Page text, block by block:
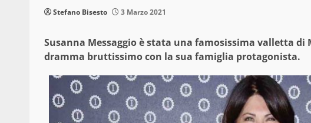
Stefano Bisesto 3 Marzo 2021
Susanna Messaggio è stata una famosissima valletta
dramma bruttissimo con la sua famiglia protagonista.